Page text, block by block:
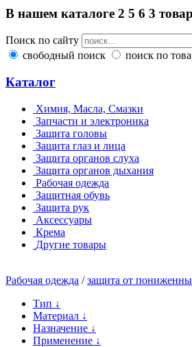
В нашем каталоге 2 5 6 3
Поиск по сайту
свободный поиск
поиск по
Каталог
Химия, Масла, Смазки
Запчасти и электроника
Защита головы
Защита глаз и лица
Защита органов слуха
Защита органов дыхания
Рабочая одежда
Защитная обувь
Защита рук
Аксессуары
Крема
Другие товары
Рабочая одежда /защита от
Тип ↓
Материал ↓
Назначение ↓
Применение ↓